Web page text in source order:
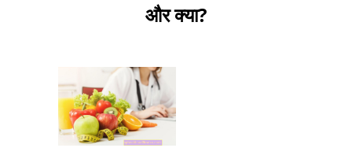
और क्या?